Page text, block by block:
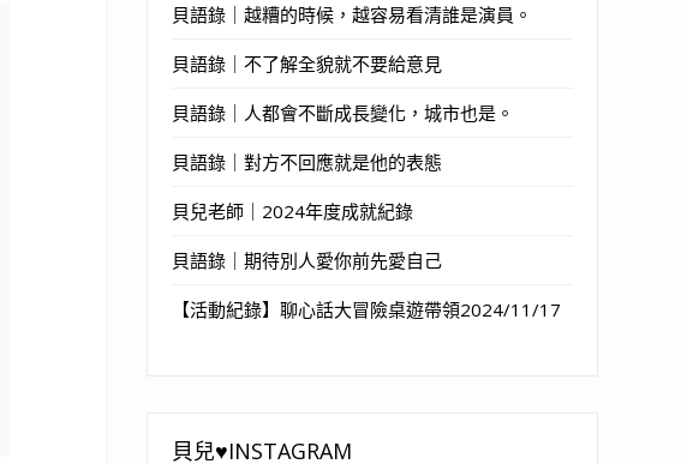
貝語錄｜越糟的時候，越容易看清誰是演員。
貝語錄｜不了解全貌就不要給意見
貝語錄｜人都會不斷成長變化，城市也是。
貝語錄｜對方不回應就是他的表態
貝兒老師｜2024年度成就紀錄
貝語錄｜期待別人愛你前先愛自己
【活動紀錄】聊心話大冒險桌遊帶領2024/11/17
貝兒♥INSTAGRAM